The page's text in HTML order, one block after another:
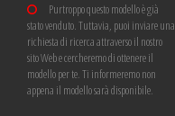
Purtroppo questo modello è già
stato venduto. Tuttavia, puoi inviare una
richiesta di ricerca attraverso il nostro
sito Web e cercheremo di ottenere il
modello per te. Ti informeremo non
appena il modello sarà disponibile.